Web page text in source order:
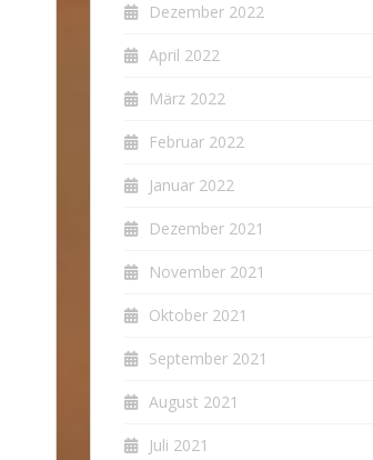
Dezember 2022
April 2022
März 2022
Februar 2022
Januar 2022
Dezember 2021
November 2021
Oktober 2021
September 2021
August 2021
Juli 2021